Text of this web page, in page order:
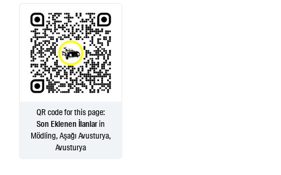
QR code for this page:
Son Eklenen İlanlarin
Mödling, Aşağı Avusturya,
Avusturya